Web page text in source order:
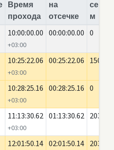
Время
прохода
на
отсечке
м
10:00:00.00
+03:00
00:00:00.00 0
10:25:22.06
+03:00
00:25:22.06 1500
10:28:25.16
+03:00
00:28:25.16 0
11:13:30.62
+03:00
01:13:30.62 20350
12:01:50.14 02:01:50.14 20350